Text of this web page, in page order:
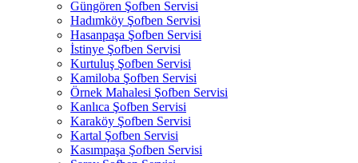
Güngören Şofben Servisi
Hadımköy Şofben Servisi
Hasanpaşa Şofben Servisi
İstinye Şofben Servisi
Kurtuluş Şofben Servisi
Kamiloba Şofben Servisi
Örnek Mahalesi Şofben Servisi
Kanlıca Şofben Servisi
Karaköy Şofben Servisi
Kartal Şofben Servisi
Kasımpaşa Şofben Servisi